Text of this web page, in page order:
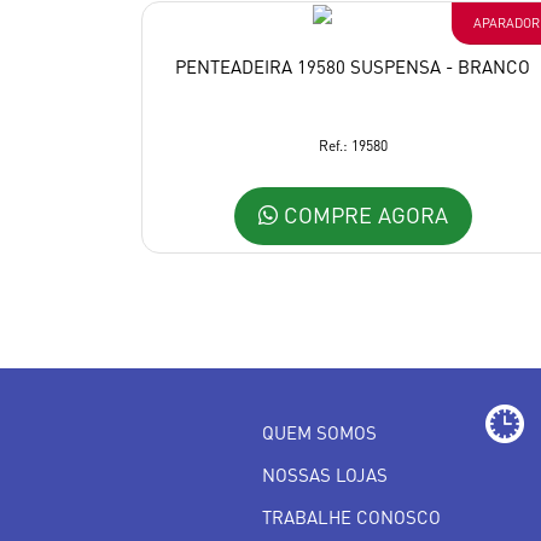
APARADOR
PENTEADEIRA 19580 SUSPENSA - BRANCO
Ref.: 19580
COMPRE AGORA
QUEM SOMOS
NOSSAS LOJAS
TRABALHE CONOSCO